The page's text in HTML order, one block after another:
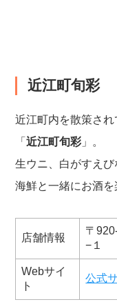
近江町旬彩
近江町内を散策され
「近江町旬彩 」。
生ウニ、白がすえび
海鮮と一緒にお酒
店舗情報
〒
−１
Webサイ
ト
公式